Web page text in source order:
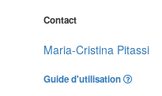
Contact
Maria-Cristina Pitassi
Guide d'utilisation